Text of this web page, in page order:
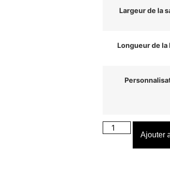
Largeur de la
Longueur de la
Ajouter